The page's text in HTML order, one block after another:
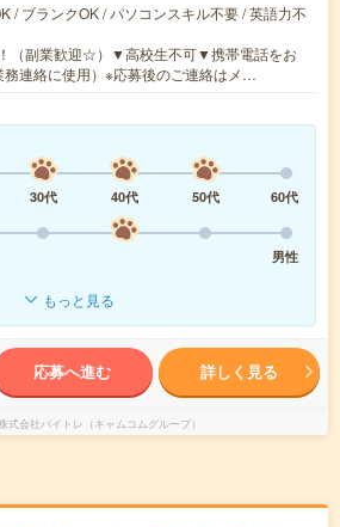
/ ブランクOK / パソコンスキル不要 / 英語力不
（副業歓迎☆）▼高校生不可▼携帯電話をお
務連絡に使用）※応募後のご連絡はメ…
30代 40代 50代
60代
男性
もっと見る
応募へ進む 詳しく見る
式会社バイトレ（キャムコムグループ）